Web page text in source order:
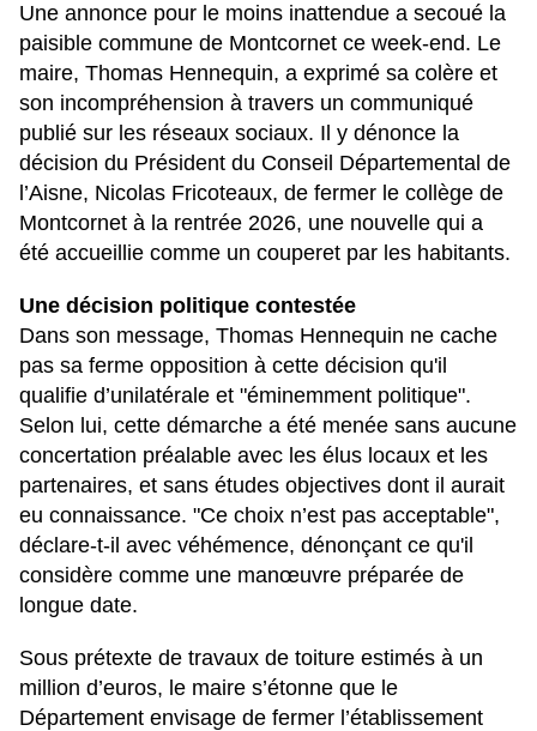
Une annonce pour le moins inattendue a secoué la
paisible commune de Montcornet ce week-end. Le
maire, Thomas Hennequin, a exprimé sa colère et
son incompréhension à travers un communiqué
publié sur les réseaux sociaux. Il y dénonce la
décision du Président du Conseil Départemental de
l’Aisne, Nicolas Fricoteaux, de fermer le collège de
Montcornet à la rentrée 2026, une nouvelle qui a
été accueillie comme un couperet par les habitants.
Une décision politique contestée
Dans son message, Thomas Hennequin ne cache
pas sa ferme opposition à cette décision qu'il
qualifie d’unilatérale et "éminemment politique".
Selon lui, cette démarche a été menée sans aucune
concertation préalable avec les élus locaux et les
partenaires, et sans études objectives dont il aurait
eu connaissance. "Ce choix n’est pas acceptable",
déclare-t-il avec véhémence, dénonçant ce qu'il
considère comme une manœuvre préparée de
longue date.
Sous prétexte de travaux de toiture estimés à un
million d’euros, le maire s’étonne que le
Département envisage de fermer l’établissement